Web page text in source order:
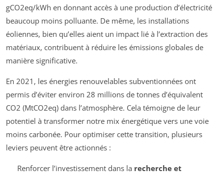
gCO2eq/kWh en donnant accès à une production d’électricité
beaucoup moins polluante. De même, les installations
éoliennes, bien qu’elles aient un impact lié à l’extraction des
matériaux, contribuent à réduire les émissions globales de
manière significative.
En 2021, les énergies renouvelables subventionnées ont
permis d’éviter environ 28 millions de tonnes d’équivalent
CO2 (MtCO2eq) dans l’atmosphère. Cela témoigne de leur
potentiel à transformer notre mix énergétique vers une voie
moins carbonée. Pour optimiser cette transition, plusieurs
leviers peuvent être actionnés :
Renforcer l’investissement dans la recherche et